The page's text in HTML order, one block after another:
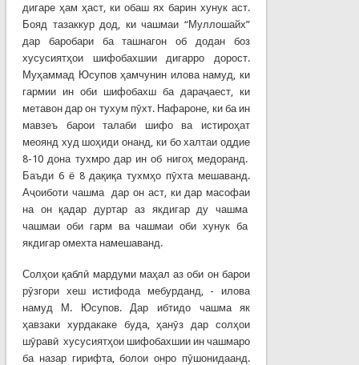
дигаре ҳам ҳаст, ки обаш ях барин хунук аст.
Бояд тазаккур дод, ки чашмаи “Муллошайх”
дар баробари ба ташнагон об додан боз
хусусиятҳои шифобахшии дигарро дорост.
Муҳаммад Юсупов ҳамчунин илова намуд, ки
гармии ин оби шифобахш ба дараҷаест, ки
метавон дар он тухум пӯхт. Нафароне, ки ба ин
мавзеъ барои талаби шифо ва истироҳат
меоянд худ шоҳиди онанд, ки бо халтаи оддие
8-10 дона тухмро дар ин об нигоҳ медоранд.
Баъди 6 ё 8 дақиқа тухмҳо пӯхта мешаванд.
Аҷоиботи чашма дар он аст, ки дар масофаи
на он қадар дуртар аз якдигар ду чашма
чашмаи оби гарм ва чашмаи оби хунук ба
якдигар омехта намешаванд.
Солҳои қаблӣ мардуми маҳал аз оби он барои
рӯзгори хеш истифода мебурданд, - илова
намуд М. Юсупов. Дар ибтидо чашма як
ҳавзаки хурдакаке буда, ҳанӯз дар солҳои
шӯравӣ хусусиятҳои шифобахшии ин чашмаро
ба назар гирифта, болои онро пӯшонидаанд.